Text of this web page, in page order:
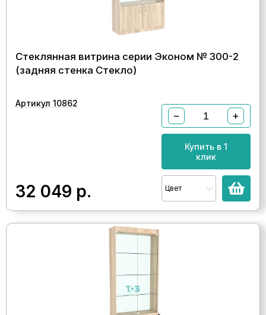
Стеклянная витрина серии Эконом № 300-2
(задняя стенка Стекло)
Артикул 10862
32 049 р.
− +
Купить в 1
клик
Цвет